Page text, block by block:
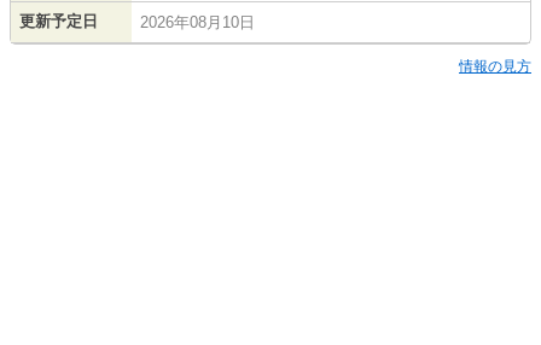
更新予定日 2026年08月10日
情報の見方